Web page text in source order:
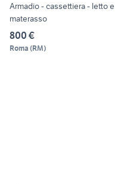
Armadio - cassettiera - letto e
materasso
800 €
Roma (RM)